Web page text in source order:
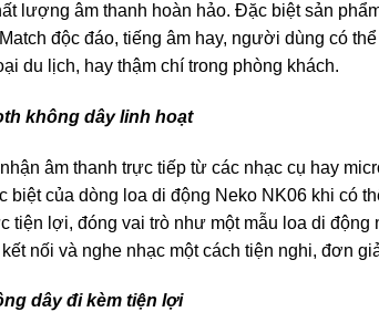
lượng âm thanh hoàn hảo. Đặc biệt sản
độc đáo, tiếng âm hay, người dùng có
du lịch, hay thậm chí trong phòng khách.
không dây linh hoạt
âm thanh trực tiếp từ các nhạc cụ hay
biệt của dòng loa di động Neko NK06 khi có
tiện lợi, đóng vai trò như một mẫu loa di
nối và nghe nhạc một cách tiện nghi, đơn
dây đi kèm tiện lợi